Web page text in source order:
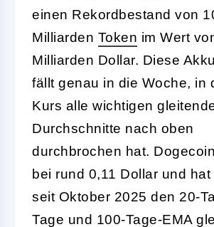
einen Rekordbestand von
Milliarden Token im Wert
Milliarden Dollar. Diese
fällt genau in die Woche, in
Kurs alle wichtigen
Durchschnitte nach oben
durchbrochen hat.
bei rund 0,11 Dollar und hat
seit Oktober 2025 den 20-
Tage und 100-Tage-EMA